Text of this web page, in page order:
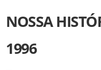
NOSSA
1996